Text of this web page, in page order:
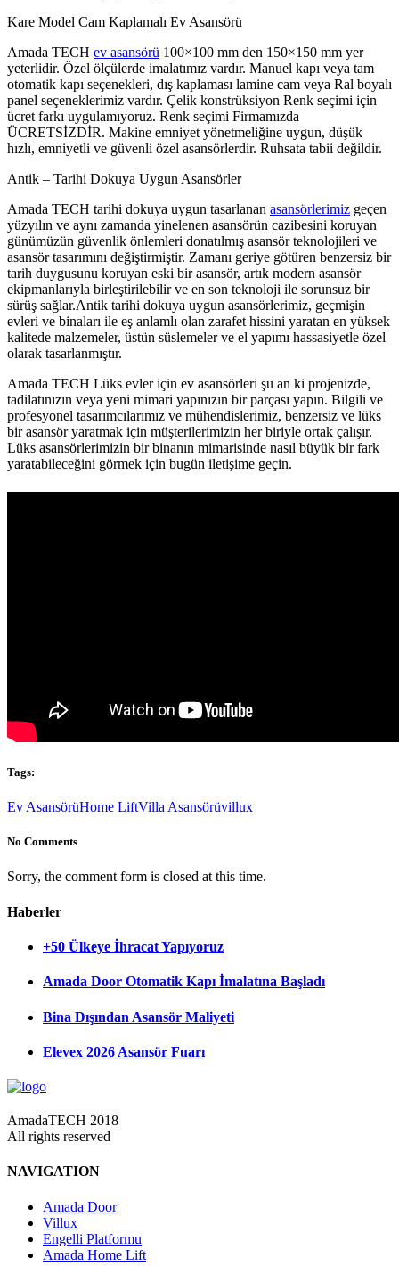
Kare Model Cam Kaplamalı Ev Asansörü
Amada TECH ev asansörü 100×100 mm den 150×150 mm yer
yeterlidir. Özel ölçülerde imalatımız vardır. Manuel kapı veya tam
otomatik kapı seçenekleri, dış kaplaması lamine cam veya Ral boyalı
panel seçeneklerimiz vardır. Çelik konstrüksiyon Renk seçimi için
ücret farkı uygulamıyoruz. Renk seçimi Firmamızda
ÜCRETSİZDİR. Makine emniyet yönetmeliğine uygun, düşük
hızlı, emniyetli ve güvenli özel asansörlerdir. Ruhsata tabii değildir.
Antik – Tarihi Dokuya Uygun Asansörler
Amada TECH tarihi dokuya uygun tasarlanan asansörlerimiz geçen
yüzyılın ve aynı zamanda yinelenen asansörün cazibesini koruyan
günümüzün güvenlik önlemleri donatılmış asansör teknolojileri ve
asansör tasarımını değiştirmiştir. Zamanı geriye götüren benzersiz bir
tarih duygusunu koruyan eski bir asansör, artık modern asansör
ekipmanlarıyla birleştirilebilir ve en son teknoloji ile sorunsuz bir
sürüş sağlar.Antik tarihi dokuya uygun asansörlerimiz, geçmişin
evleri ve binaları ile eş anlamlı olan zarafet hissini yaratan en yüksek
kalitede malzemeler, üstün süslemeler ve el yapımı hassasiyetle özel
olarak tasarlanmıştır.
Amada TECH Lüks evler için ev asansörleri şu an ki projenizde,
tadilatınızın veya yeni mimari yapınızın bir parçası yapın. Bilgili ve
profesyonel tasarımcılarımız ve mühendislerimiz, benzersiz ve lüks
bir asansör yaratmak için müşterilerimizin her biriyle ortak çalışır.
Lüks asansörlerimizin bir binanın mimarisinde nasıl büyük bir fark
yaratabileceğini görmek için bugün iletişime geçin.
Tags:
Ev AsansörüHome LiftVilla Asansörüvillux
No Comments
Sorry, the comment form is closed at this time.
Haberler
+50 Ülkeye İhracat Yapıyoruz
Amada Door Otomatik Kapı İmalatına Başladı
Bina Dışından Asansör Maliyeti
Elevex 2026 Asansör Fuarı
AmadaTECH 2018
All rights reserved
NAVIGATION
Amada Door
Villux
Engelli Platformu
Amada Home Lift